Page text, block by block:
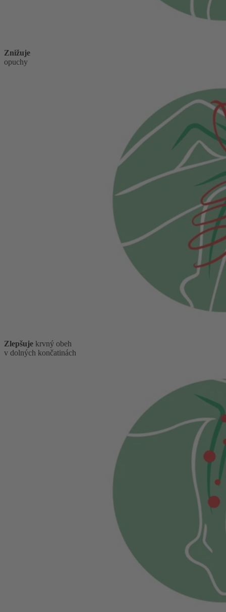
Znižuje
opuchy
Zlepšuje krvný obeh
v dolných končatinách